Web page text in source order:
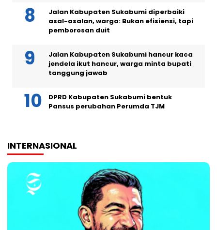
Jalan Kabupaten Sukabumi diperbaiki
asal-asalan, warga: Bukan efisiensi, tapi
pemborosan duit
Jalan Kabupaten Sukabumi hancur kaca
jendela ikut hancur, warga minta bupati
tanggung jawab
DPRD Kabupaten Sukabumi bentuk
Pansus perubahan Perumda TJM
INTERNASIONAL